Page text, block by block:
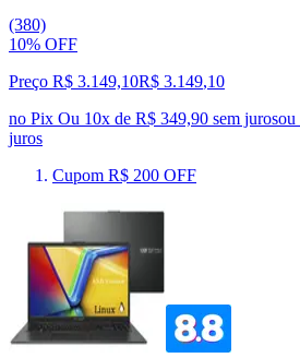
(380)
10% OFF
Preço R$ 3.149,10R$ 3.149,10
no Pix Ou 10x de R$ 349,90 sem jurosou
juros
Cupom R$ 200 OFF